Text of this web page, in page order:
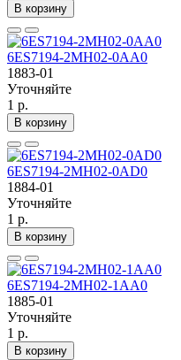
В корзину
6ES7194-2MH02-0AA0
1883-01
Уточняйте
1 р.
В корзину
6ES7194-2MH02-0AD0
1884-01
Уточняйте
1 р.
В корзину
6ES7194-2MH02-1AA0
1885-01
Уточняйте
1 р.
В корзину